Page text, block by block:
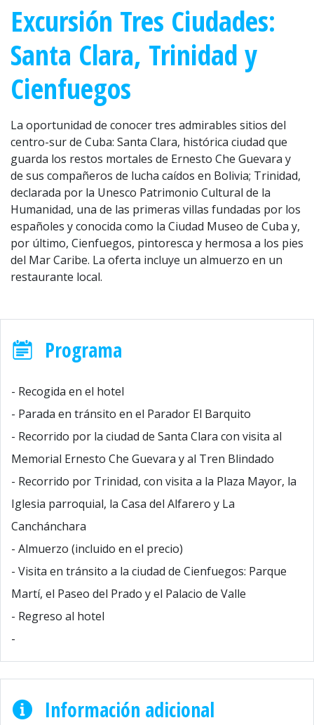
Excursión Tres Ciudades:
Santa Clara, Trinidad y
Cienfuegos
La oportunidad de conocer tres admirables sitios del
centro-sur de Cuba: Santa Clara, histórica ciudad que
guarda los restos mortales de Ernesto Che Guevara y
de sus compañeros de lucha caídos en Bolivia; Trinidad,
declarada por la Unesco Patrimonio Cultural de la
Humanidad, una de las primeras villas fundadas por los
españoles y conocida como la Ciudad Museo de Cuba y,
por último, Cienfuegos, pintoresca y hermosa a los pies
del Mar Caribe. La oferta incluye un almuerzo en un
restaurante local.
Programa
- Recogida en el hotel
- Parada en tránsito en el Parador El Barquito
- Recorrido por la ciudad de Santa Clara con visita al
Memorial Ernesto Che Guevara y al Tren Blindado
- Recorrido por Trinidad, con visita a la Plaza Mayor, la
Iglesia parroquial, la Casa del Alfarero y La
Canchánchara
- Almuerzo (incluido en el precio)
- Visita en tránsito a la ciudad de Cienfuegos: Parque
Martí, el Paseo del Prado y el Palacio de Valle
- Regreso al hotel
-
Información adicional